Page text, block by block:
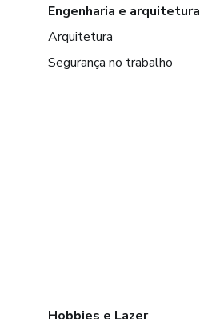
Engenharia e arquitetura
Arquitetura
Segurança no trabalho